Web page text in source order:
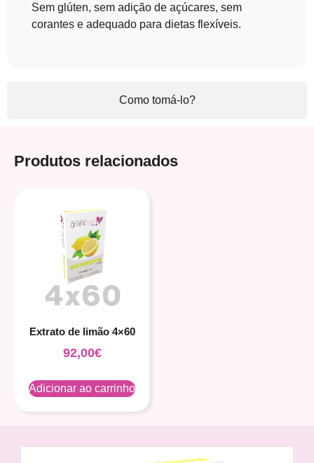
Como tomá-lo?
Sem glúten, sem adição de açúcares, sem
corantes e adequado para dietas flexíveis.
Produtos relacionados
Extrato de limão 4×60
92,00€
Adicionar ao carrinho